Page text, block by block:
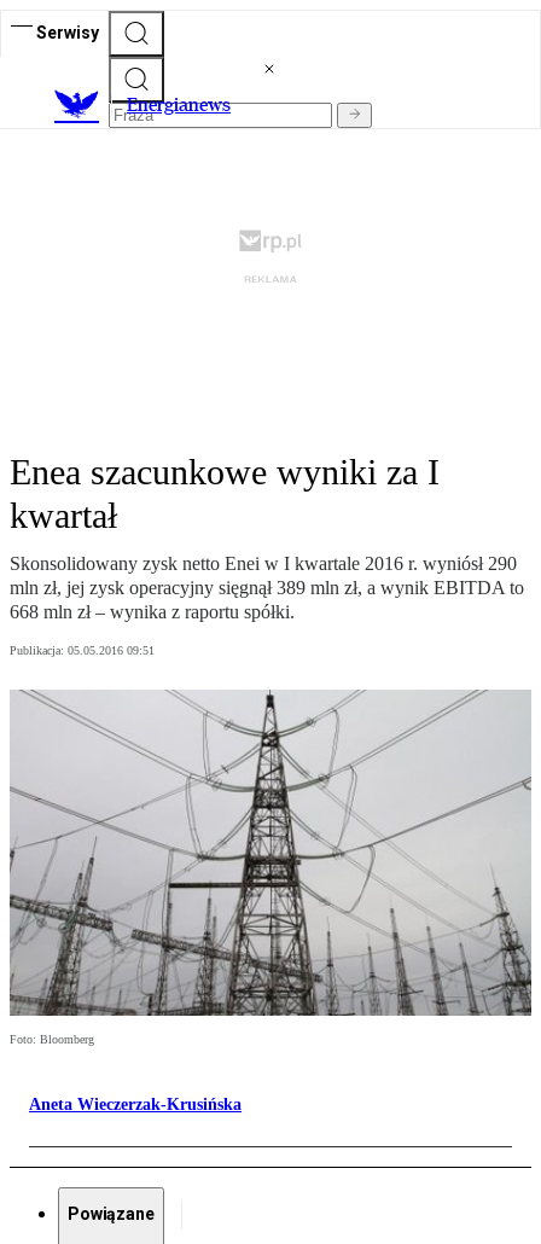
Serwisy
Energianews
Enea szacunkowe wyniki za I
kwartał
Skonsolidowany zysk netto Enei w I kwartale 2016 r. wyniósł 290
mln zł, jej zysk operacyjny sięgnął 389 mln zł, a wynik EBITDA to
668 mln zł – wynika z raportu spółki.
Publikacja: 05.05.2016 09:51
Foto: Bloomberg
Aneta Wieczerzak-Krusińska
Powiązane